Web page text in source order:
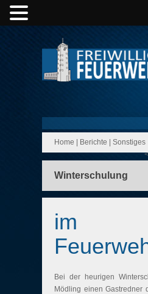
Home Berichte
Sonstiges
Winterschulung
im
Bei der heurigen
Mödling einen Gastredner